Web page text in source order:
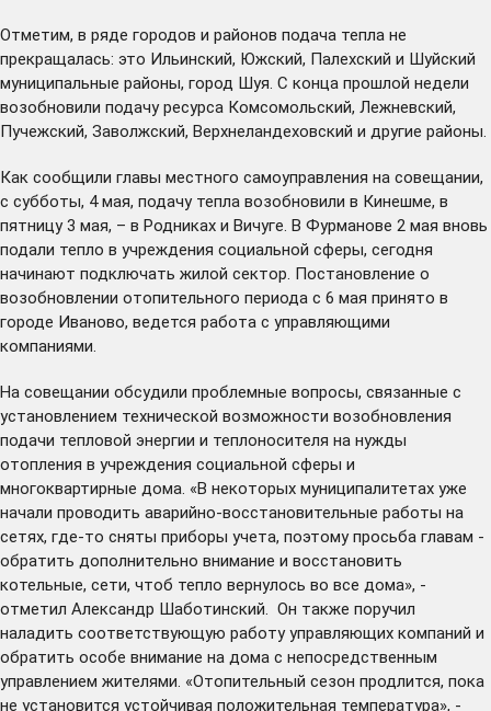
Отметим, в ряде городов и районов подача тепла не
прекращалась: это Ильинский, Южский, Палехский и Шуйский
муниципальные районы, город Шуя. С конца прошлой недели
возобновили подачу ресурса Комсомольский, Лежневский,
Пучежский, Заволжский, Верхнеландеховский и другие районы.
Как сообщили главы местного самоуправления на совещании,
с субботы, 4 мая, подачу тепла возобновили в Кинешме, в
пятницу 3 мая, – в Родниках и Вичуге. В Фурманове 2 мая вновь
подали тепло в учреждения социальной сферы, сегодня
начинают подключать жилой сектор. Постановление о
возобновлении отопительного периода с 6 мая принято в
городе Иваново, ведется работа с управляющими
компаниями.
На совещании обсудили проблемные вопросы, связанные с
установлением технической возможности возобновления
подачи тепловой энергии и теплоносителя на нужды
отопления в учреждения социальной сферы и
многоквартирные дома. «В некоторых муниципалитетах уже
начали проводить аварийно-восстановительные работы на
сетях, где-то сняты приборы учета, поэтому просьба главам -
обратить дополнительно внимание и восстановить
котельные, сети, чтоб тепло вернулось во все дома», -
отметил Александр Шаботинский. Он также поручил
наладить соответствующую работу управляющих компаний и
обратить особе внимание на дома с непосредственным
управлением жителями. «Отопительный сезон продлится, пока
не установится устойчивая положительная температура», -